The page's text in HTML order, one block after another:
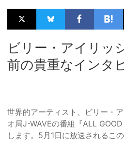
ビリー・アイリッ
前の貴重なインタ
世界的アーティスト、ビリー・
オ局J-WAVEの番組『ALL
します。5月1日に放送されるこ